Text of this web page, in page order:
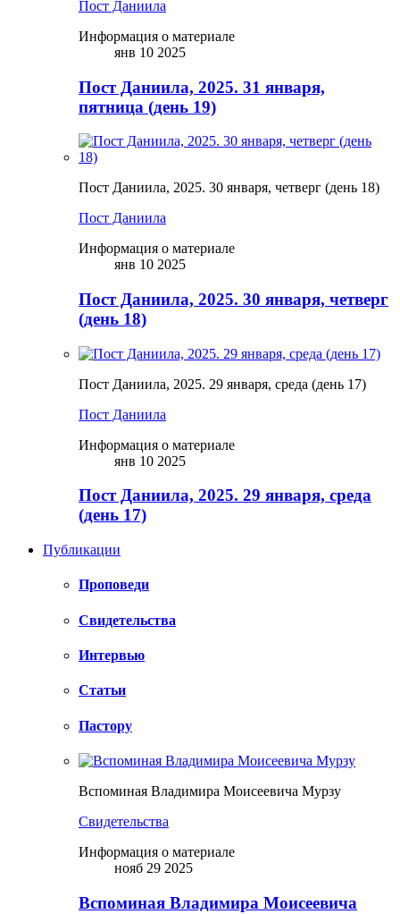
Пост Даниила
Информация о материале
янв 10 2025
Пост Даниила, 2025. 31 января,
пятница (день 19)
Пост Даниила, 2025. 30 января, четверг (день 18)
Пост Даниила
Информация о материале
янв 10 2025
Пост Даниила, 2025. 30 января, четверг
(день 18)
Пост Даниила, 2025. 29 января, среда (день 17)
Пост Даниила
Информация о материале
янв 10 2025
Пост Даниила, 2025. 29 января, среда
(день 17)
Публикации
Проповеди
Свидетельства
Интервью
Статьи
Пастору
Вспоминая Владимира Моисеевича Мурзу
Свидетельства
Информация о материале
нояб 29 2025
Вспоминая Владимира Моисеевича